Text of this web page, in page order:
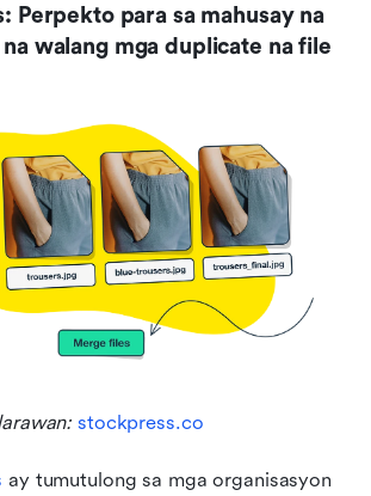
Perpekto para sa mahusay na
walang mga duplicate na file
stockpress.co
ay tumutulong sa mga organisasyon